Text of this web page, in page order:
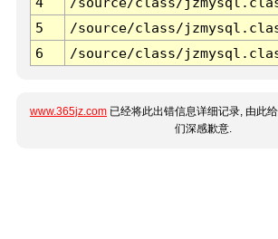
5
/source/class/
6
/source/class/
www.365jz.com 已经将此出错信息详细记录, 由此
们深感歉意.